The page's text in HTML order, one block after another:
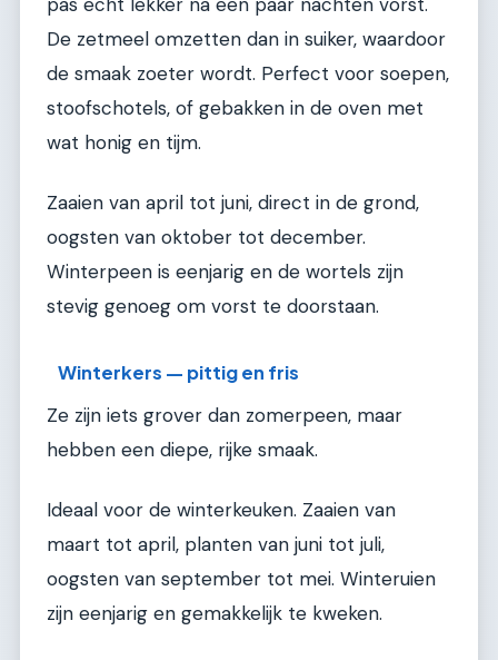
De zetmeel omzetten dan in suiker, waardoor
de smaak zoeter wordt. Perfect voor soepen,
stoofschotels, of gebakken in de oven met
wat honig en tijm.
Zaaien van april tot juni, direct in de grond,
oogsten van oktober tot december.
Winterpeen is eenjarig en de wortels zijn
stevig genoeg om vorst te doorstaan.
Winterkers — pittig en fris
Ze zijn iets grover dan zomerpeen, maar
hebben een diepe, rijke smaak.
Ideaal voor de winterkeuken. Zaaien van
maart tot april, planten van juni tot juli,
oogsten van september tot mei. Winteruien
zijn eenjarig en gemakkelijk te kweken.